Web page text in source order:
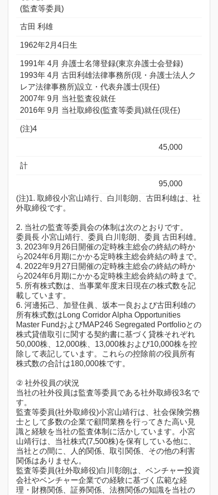
(監査等委員)
古田 利雄
1962年2月4日生
1991年 4月 弁護士名簿登録(東京弁護士会登録)
1993年 4月 古田利雄法律事務所(現・弁護士法人ク
レア法律事務所)設立・代表弁護士(現任)
2007年 9月 当社監査役就任
2016年 9月 当社取締役(監査等委員)就任(現任)
(注)4
45,000
計
95,000
(注)1. 取締役小宮山靖行、白川彰朗、古田利雄は、社
外取締役です。
2. 当社の監査等委員会の体制は次のとおりです。
委員長 小宮山靖行、委員 白川彰朗、委員 古田利雄。
3. 2023年9月26日開催の定時株主総会の終結の時か
ら2024年6月期にかかる定時株主総会終結の時まで。
4. 2022年9月27日開催の定時株主総会の終結の時か
ら2024年6月期にかかる定時株主総会終結の時まで。
5. 所有株式数は、当事業年度末日現在の株式数を記
載しています。
6. 河邊拓己、加登住眞、坂本一良および古田利雄の
所有株式数はLong Corridor Alpha Opportunities
Master FundおよびMAP246 Segregated Portfolioとの
株式貸借取引に関する契約書に基づく貸株それぞれ
50,000株、12,000株、13,000株および10,000株を控
除して表記しています。これらの控除前の役員所有
株式数の合計は180,000株です。
② 社外役員の状況
当社の社外役員は監査等委員である社外取締役3名で
す。
監査等委員(社外取締役)小宮山靖行は、社会保険労務
士として多数の企業で顧問業務を行ってきた高い見
識と経験を当社の監査体制に活かしています。小宮
山靖行は、当社株式(7,500株)を保有している他に、
当社との間に、人的関係、取引関係、その他の利害
関係はありません。
監査等委員(社外取締役)白川彰朗は、ベンチャー投資
会社やベンチャー企業での経験に基づく広範な経
理・財務関係、証券関係、法務関係の知識を当社の